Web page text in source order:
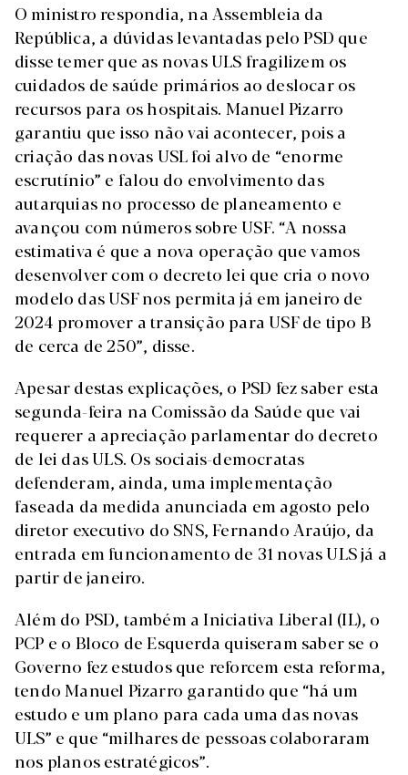
O ministro respondia, na Assembleia da
República, a dúvidas levantadas pelo PSD que
disse temer que as novas ULS fragilizem os
cuidados de saúde primários ao deslocar os
recursos para os hospitais. Manuel Pizarro
garantiu que isso não vai acontecer, pois a
criação das novas USL foi alvo de “enorme
escrutínio” e falou do envolvimento das
autarquias no processo de planeamento e
avançou com números sobre USF. “A nossa
estimativa é que a nova operação que vamos
desenvolver com o decreto lei que cria o novo
modelo das USF nos permita já em janeiro de
2024 promover a transição para USF de tipo B
de cerca de 250”, disse.
Apesar destas explicações, o PSD fez saber esta
segunda-feira na Comissão da Saúde que vai
requerer a apreciação parlamentar do decreto
de lei das ULS. Os sociais-democratas
defenderam, ainda, uma implementação
faseada da medida anunciada em agosto pelo
diretor executivo do SNS, Fernando Araújo, da
entrada em funcionamento de 31 novas ULS já a
partir de janeiro.
Além do PSD, também a Iniciativa Liberal (IL), o
PCP e o Bloco de Esquerda quiseram saber se o
Governo fez estudos que reforcem esta reforma,
tendo Manuel Pizarro garantido que “há um
estudo e um plano para cada uma das novas
ULS” e que “milhares de pessoas colaboraram
nos planos estratégicos”.